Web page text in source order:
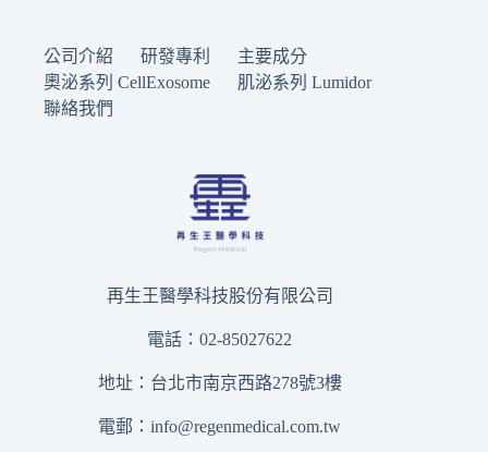
公司介紹 研發專利
主要成分
奧泌系列 CellExosome
肌泌系列 Lumidor
聯絡我們
再生王醫學科技股份有限公司
電話：02-85027622
地址：台北市南京西路278號3樓
電郵：info@regenmedical.com.tw